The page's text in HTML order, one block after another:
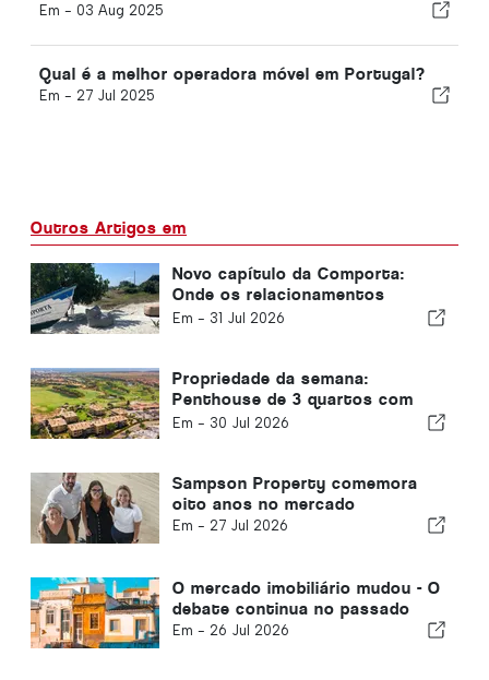
Em - 03 Aug 2025
Qual é a melhor operadora móvel em Portugal?
Em - 27 Jul 2025
Outros Artigos em
Novo capítulo da Comporta:
Onde os relacionamentos
moldam oportunidades
Em - 31 Jul 2026
Propriedade da semana:
Penthouse de 3 quartos com
vista para o golfe e o mar em
Em - 30 Jul 2026
Sampson Property comemora
oito anos no mercado
Em - 27 Jul 2026
O mercado imobiliário mudou - O
debate continua no passado
Em - 26 Jul 2026